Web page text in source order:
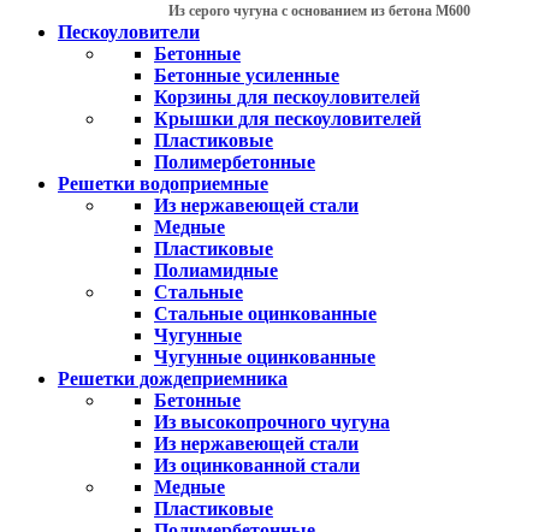
Из серого чугуна с основанием из бетона М600
Пескоуловители
Бетонные
Бетонные усиленные
Корзины для пескоуловителей
Крышки для пескоуловителей
Пластиковые
Полимербетонные
Решетки водоприемные
Из нержавеющей стали
Медные
Пластиковые
Полиамидные
Стальные
Стальные оцинкованные
Чугунные
Чугунные оцинкованные
Решетки дождеприемника
Бетонные
Из высокопрочного чугуна
Из нержавеющей стали
Из оцинкованной стали
Медные
Пластиковые